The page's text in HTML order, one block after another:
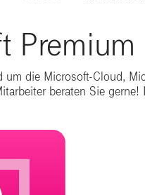
um die Microsoft-Cloud,
beraten Sie gerne!